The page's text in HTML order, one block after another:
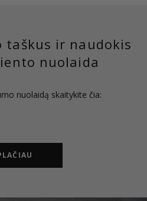
taškus ir naudokis
nuolaida
nuolaidą skaitykite čia: